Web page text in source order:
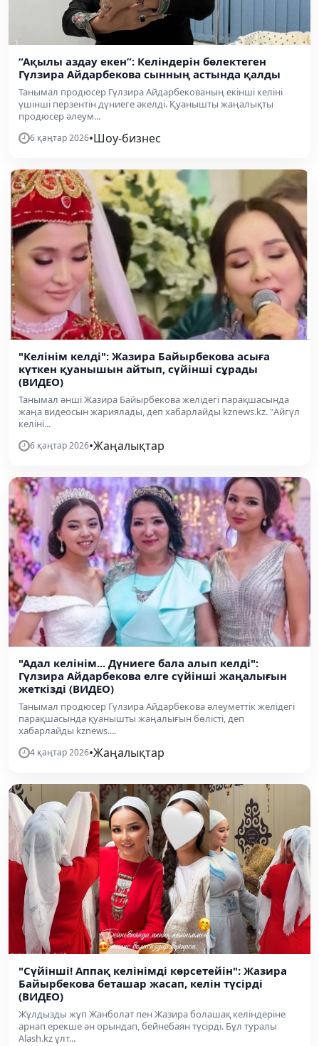
“Ақылы аздау екен”: Келіндерін бөлектеген
Гүлзира Айдарбекова сынның астында қалды
Танымал продюсер Гүлзира Айдарбекованың екінші келіні
үшінші перзентін дүниеге әкелді. Қуанышты жаңалықты
продюсер әлеум...
6 қаңтар 2026•Шоу-бизнес
"Келінім келді": Жазира Байырбекова асыға
күткен қуанышын айтып, сүйінші сұрады
(ВИДЕО)
Танымал әнші Жазира Байырбекова желідегі парақшасында
жаңа видеосын жариялады, деп хабарлайды kznews.kz. "Айгүл
келіні...
6 қаңтар 2026•Жаңалықтар
"Адал келінім... Дүниеге бала алып келді":
Гүлзира Айдарбекова елге сүйінші жаңалығын
жеткізді (ВИДЕО)
Танымал продюсер Гүлзира Айдарбекова әлеуметтік желідегі
парақшасында қуанышты жаңалығын бөлісті, деп
хабарлайды kznews....
4 қаңтар 2026•Жаңалықтар
"Сүйінші! Аппақ келінімді көрсетейін": Жазира
Байырбекова беташар жасап, келін түсірді
(ВИДЕО)
Жұлдызды жұп Жанболат пен Жазира болашақ келіндеріне
арнап ерекше ән орындап, бейнебаян түсірді. Бұл туралы
Alash.kz ұлт...